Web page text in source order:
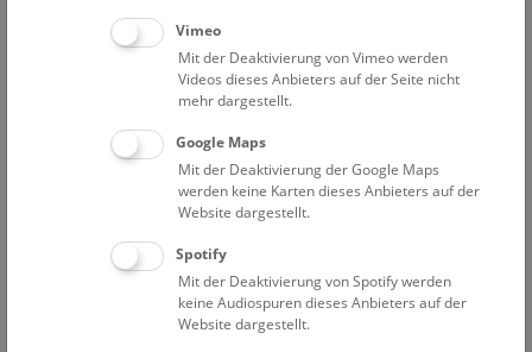
Eine Nacht im Museum
Vimeo
Mit der Deaktivierung von Vimeo werden
Videos dieses Anbieters auf der Seite nicht
mehr dargestellt.
Google Maps
Mit der Deaktivierung der Google Maps
werden keine Karten dieses Anbieters auf der
Website dargestellt.
Spotify
Mit der Deaktivierung von Spotify werden
keine Audiospuren dieses Anbieters auf der
Website dargestellt.